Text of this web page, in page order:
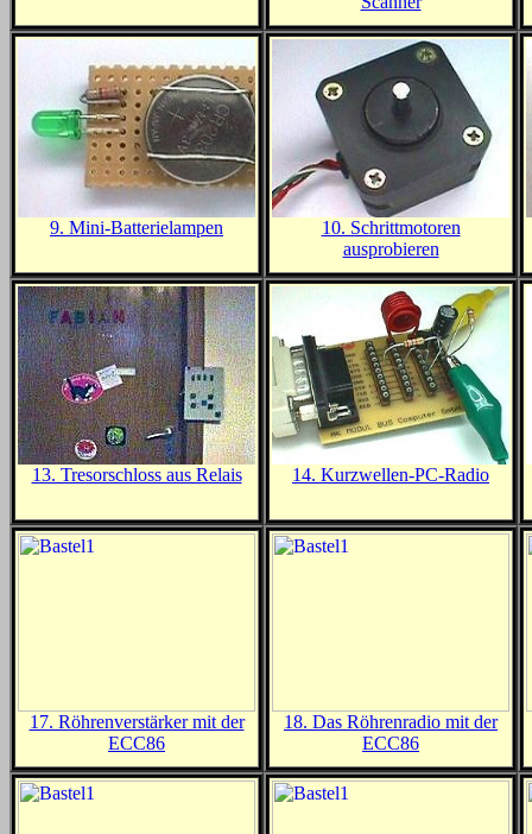
9. Mini-Batterielampen
10. Schrittmotoren
ausprobieren
13. Tresorschloss aus Relais 14. Kurzwellen-PC-Radio
17. Röhrenverstärker mit der
ECC86
18. Das Röhrenradio mit der
ECC86